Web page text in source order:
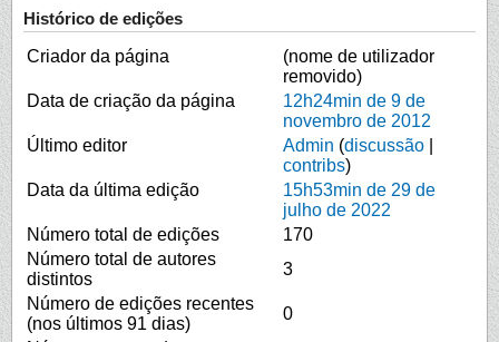
Histórico de edições
Criador da página
(nome de utilizador
removido)
Data de criação da página
12h24min de 9 de
novembro de 2012
Último editor
Admin (discussão
contribs)
Data da última edição
15h53min de 29 de
julho de 2022
Número total de edições
170
Número total de autores
distintos
3
Número de edições recentes
(nos últimos 91 dias)
0